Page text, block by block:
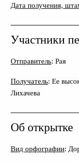
Дата получения,
Участники
Отправитель: Рая
Получатель: Ее
Лихачева
Об открытке
Вид орфографии: